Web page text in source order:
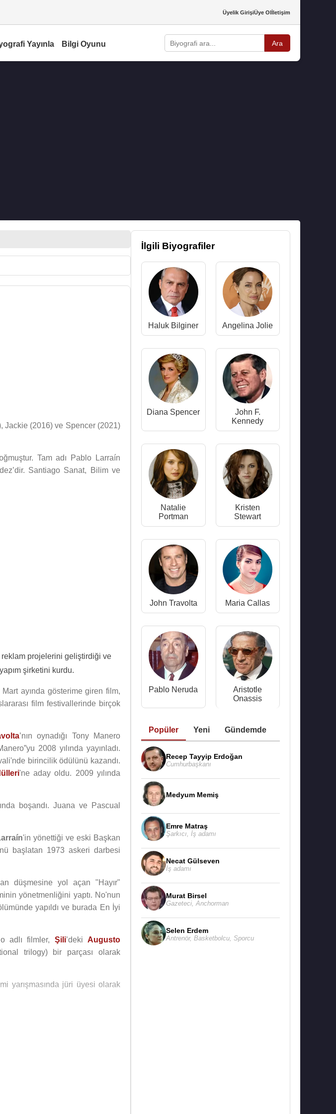
Üyelik GirişiÜye Olİletişim
Yayınla Bilgi Oyunu Ara
Jackie (2016) ve Spencer (2021)
Tam adı Pablo Larraín
Santiago Sanat, Bilim ve
reklam projelerini geliştirdiği ve
şirketini kurdu.
Mart ayında gösterime giren film,
film festivallerinde birçok
’nın oynadığı Tony Manero
2008 yılında yayınladı.
birincilik ödülünü kazandı.
'ne aday oldu. 2009 yılında
boşandı. Juana ve Pascual
'in yönettiği ve eski Başkan
başlatan 1973 askeri darbesi
düşmesine yol açan "Hayır"
yönetmenliğini yaptı. No'nun
yapıldı ve burada En İyi
adlı filmler, Şili’dekiAugusto
trilogy) bir parçası olarak
yarışmasında jüri üyesi olarak
İlgili Biyografiler
Haluk Bilginer Angelina Jolie
Diana Spencer
John F.
Kennedy
Natalie
Portman
Kristen
Stewart
John Travolta Maria Callas
Pablo Neruda
Aristotle
Onassis
Popüler Yeni Gündemde
Recep Tayyip Erdoğan
Cumhurbaşkanı
Medyum Memiş
Emre Matraş
Şarkıcı İş adamı
Necat Gülseven
İş adamı
Murat Birsel
Gazeteci Anchorman
Selen Erdem
Antrenör, Basketbolcu Sporcu